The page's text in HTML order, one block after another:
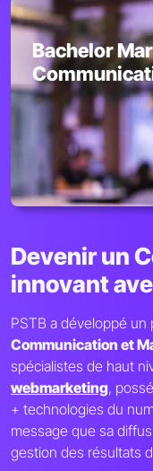
Bachelor
Devenir un
innovant
PSTB a développé un
Communication et
spécialistes de haut
webmarketing,
+ technologies du
message que sa
gestion des résultats